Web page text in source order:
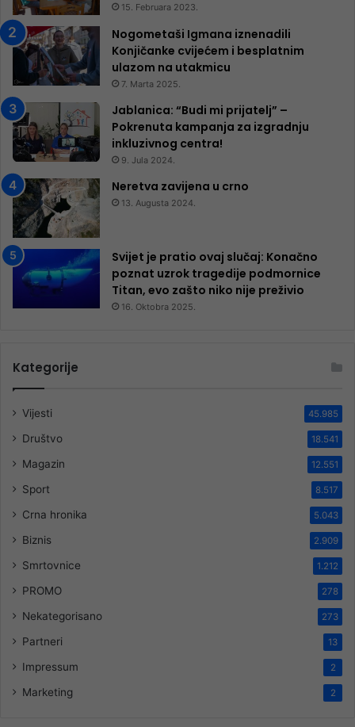
15. Februara 2023.
Nogometaši Igmana iznenadili
Konjičanke cvijećem i besplatnim
ulazom na utakmicu
7. Marta 2025.
Jablanica: “Budi mi prijatelj” –
Pokrenuta kampanja za izgradnju
inkluzivnog centra!
9. Jula 2024.
Neretva zavijena u crno
13. Augusta 2024.
Svijet je pratio ovaj slučaj: Konačno
poznat uzrok tragedije podmornice
Titan, evo zašto niko nije preživio
16. Oktobra 2025.
Kategorije
Vijesti 45.985
Društvo 18.541
Magazin 12.551
Sport 8.517
Crna hronika 5.043
Biznis 2.909
Smrtovnice 1.212
PROMO 278
Nekategorisano 273
Partneri 13
Impressum 2
Marketing 2